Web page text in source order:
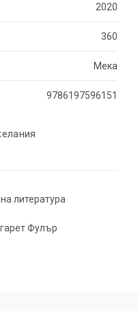
2020
360
Мека
9786197596151
литература
Фулър